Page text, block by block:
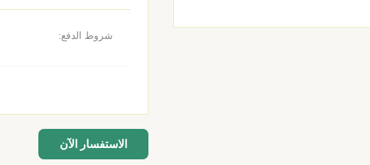
شروط الدفع:
الاستفسار الآن